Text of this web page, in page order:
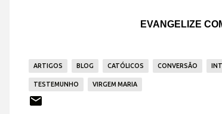
EVANGELIZE
ARTIGOS BLOG CATÓLICOS CONVERSÃO
TESTEMUNHO VIRGEM MARIA